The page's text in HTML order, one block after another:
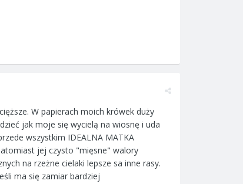
W papierach moich krówek duży
jak moje się wycielą na wiosnę i uda
wszystkim IDEALNA MATKA
jej czysto "mięsne" walory
na rzeżne cielaki lepsze sa inne rasy.
ma się zamiar bardziej